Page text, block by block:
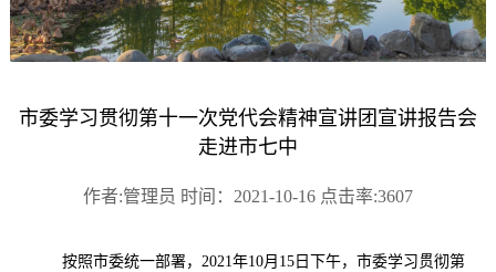
市委学习贯彻第十一次党代会精神宣讲团宣讲报告会
走进市七中
作者:管理员 时间：2021-10-16 点击率:3607
按照市委统一部署， 2021年10月 15日下午，市委学习贯彻第